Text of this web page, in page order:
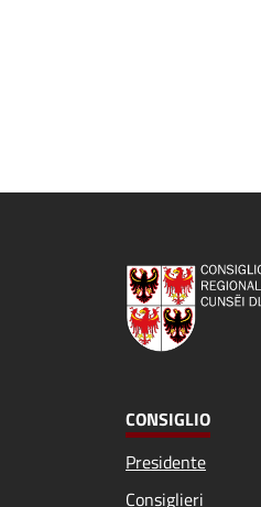
CONSIGLIO
Presidente
Consiglieri